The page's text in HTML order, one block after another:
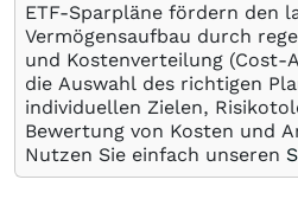
ETF-Sparpläne fördern den
Vermögensaufbau durch
und Kostenverteilung (Cost-
die Auswahl des richtigen
individuellen Zielen,
Bewertung von Kosten und
Nutzen Sie einfach unseren